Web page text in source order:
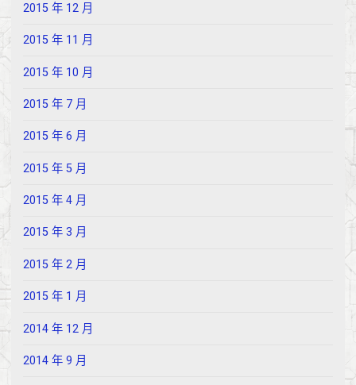
2015 年 12 月
2015 年 11 月
2015 年 10 月
2015 年 7 月
2015 年 6 月
2015 年 5 月
2015 年 4 月
2015 年 3 月
2015 年 2 月
2015 年 1 月
2014 年 12 月
2014 年 9 月